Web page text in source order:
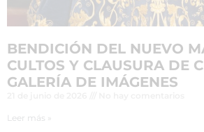
BENDICIÓN DEL NUEVO
CULTOS Y CLAUSURA DE
GALERÍA DE IMÁGENES
Leer más »